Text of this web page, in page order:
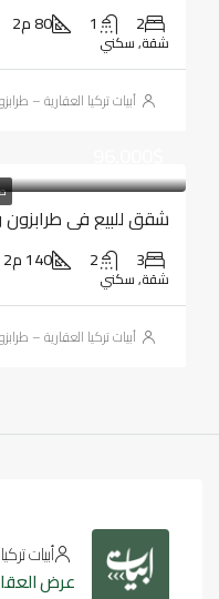
2
1 80 م2
شقة, سكني
أبيات تركيا العقارية –
شقق للبيع في
3
2 140 م2
شقة, سكني
أبيات تركيا العقارية –
أبيات
عرض